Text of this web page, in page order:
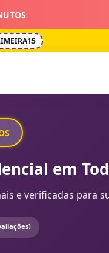
em
e verificadas para